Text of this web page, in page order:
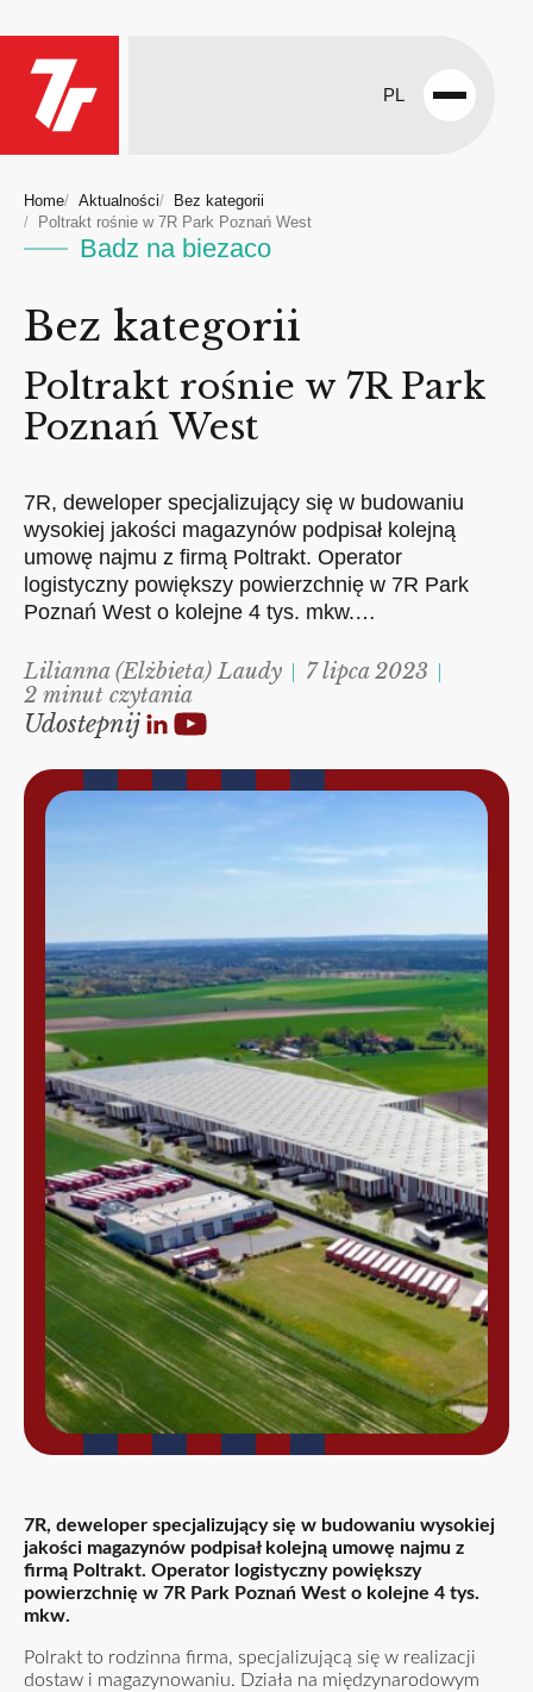
PL
Open
Home Aktualności
Bez kategorii
Poltrakt rośnie w 7R Park Poznań West
Badz na biezaco
Bez kategorii
Poltrakt rośnie w 7R Park
Poznań West
7R, deweloper specjalizujący się w budowaniu
wysokiej jakości magazynów podpisał kolejną
umowę najmu z firmą Poltrakt. Operator
logistyczny powiększy powierzchnię w 7R Park
Poznań West o kolejne 4 tys. mkw.…
Lilianna (Elżbieta) Laudy
7 lipca 2023
2 minut czytania
Udostepnij
7R, deweloper specjalizujący się w budowaniu wysokiej
jakości magazynów podpisał kolejną umowę najmu z
firmą Poltrakt. Operator logistyczny powiększy
powierzchnię w 7R Park Poznań West o kolejne 4 tys.
mkw.
Polrakt to rodzinna firma, specjalizującą się w realizacji
dostaw i magazynowaniu. Działa na międzynarodowym